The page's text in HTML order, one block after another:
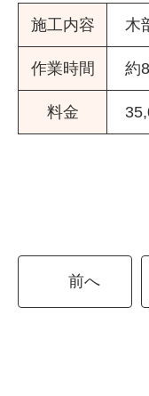
施工内容 木
作業時間 約
料金
前へ